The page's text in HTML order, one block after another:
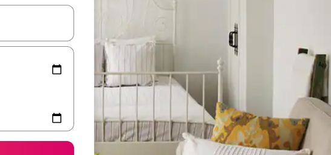
navegue com as teclas de seta para cima e para baixo ou explore com